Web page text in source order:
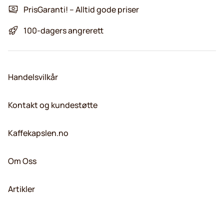
PrisGaranti! – Alltid gode priser
100-dagers angrerett
Handelsvilkår
Kontakt og kundestøtte
Kaffekapslen.no
Om Oss
Artikler